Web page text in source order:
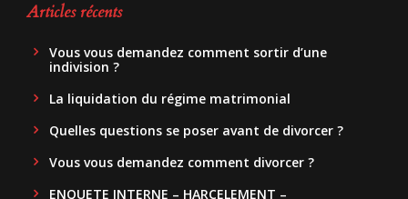
Articles récents
Vous vous demandez comment sortir d’une
indivision ?
La liquidation du régime matrimonial
Quelles questions se poser avant de divorcer ?
Vous vous demandez comment divorcer ?
ENQUETE INTERNE – HARCELEMENT –